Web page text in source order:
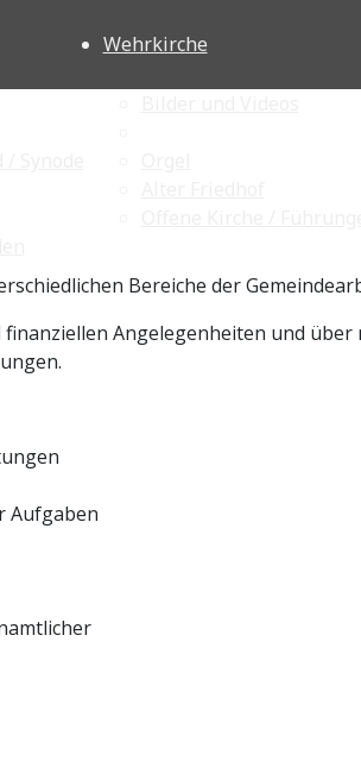
Wehrkirche
Bereiche der
Angelegenheiten und über
Aufgaben